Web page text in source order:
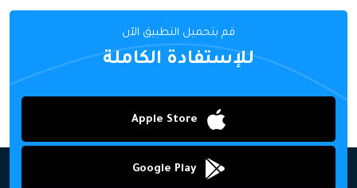
قم بتحميل التطبيق الآن
للإستفادة الكاملة
Apple Store
Google Play